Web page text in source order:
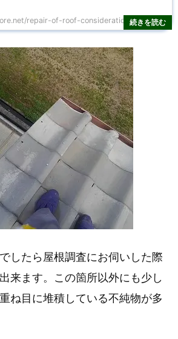
repair-of-roof-consideration/30332/
したら屋根調査にお伺いした際
来ます。この箇所以外にも少し
ね目に堆積している不純物が多